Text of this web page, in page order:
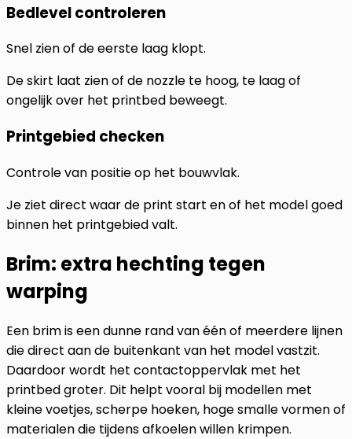
Bedlevel controleren
Snel zien of de eerste laag klopt.
De skirt laat zien of de nozzle te hoog, te laag of
ongelijk over het printbed beweegt.
Printgebied checken
Controle van positie op het bouwvlak.
Je ziet direct waar de print start en of het model goed
binnen het printgebied valt.
Brim: extra hechting tegen
warping
Een brim is een dunne rand van één of meerdere lijnen
die direct aan de buitenkant van het model vastzit.
Daardoor wordt het contactoppervlak met het
printbed groter. Dit helpt vooral bij modellen met
kleine voetjes, scherpe hoeken, hoge smalle vormen of
materialen die tijdens afkoelen willen krimpen.